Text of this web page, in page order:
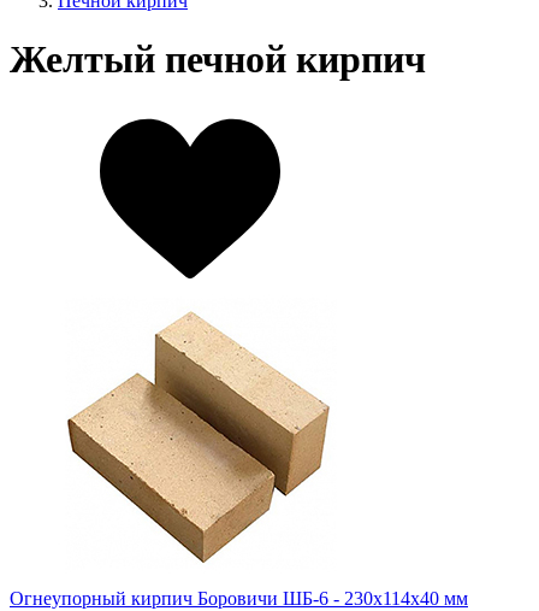
Желтый печной кирпич
Огнеупорный кирпич Боровичи ШБ-6 - 230х114х40 мм